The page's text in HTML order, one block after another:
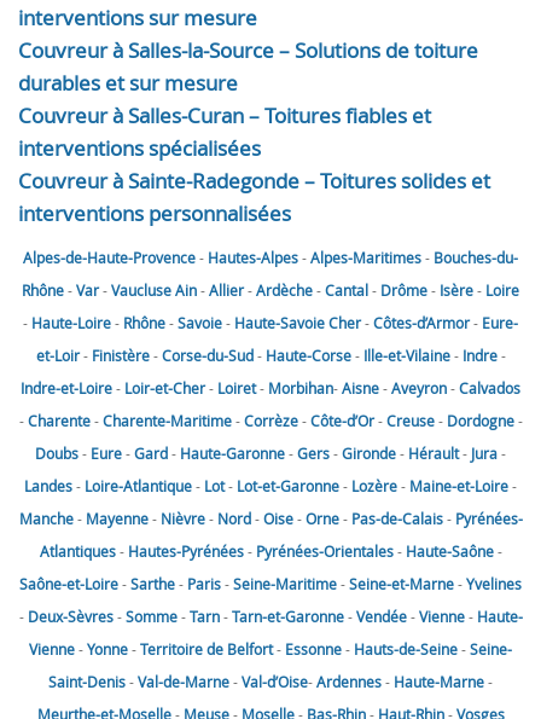
interventions sur mesure
Couvreur à Salles-la-Source – Solutions de toiture
durables et sur mesure
Couvreur à Salles-Curan – Toitures fiables et
interventions spécialisées
Couvreur à Sainte-Radegonde – Toitures solides et
interventions personnalisées
Alpes-de-Haute-Provence- Hautes-Alpes-Alpes-Maritimes- Bouches-du-
Rhône-Var-VaucluseAin-Allier-Ardèche-Cantal- Drôme- Isère- Loire
- Haute-Loire- Rhône-Savoie- Haute-SavoieCher-Côtes-d’Armor- Eure-
et-Loir- Finistère-Corse-du-Sud- Haute-Corse- Ille-et-Vilaine- Indre-
Indre-et-Loire- Loir-et-Cher- Loiret- Morbihan-Aisne-Aveyron-Calvados
-Charente-Charente-Maritime-Corrèze-Côte-d’Or-Creuse- Dordogne-
Doubs- Eure-Gard- Haute-Garonne-Gers-Gironde- Hérault- Jura-
Landes- Loire-Atlantique- Lot- Lot-et-Garonne- Lozère- Maine-et-Loire-
Manche- Mayenne- Nièvre- Nord-Oise-Orne- Pas-de-Calais- Pyrénées-
Atlantiques- Hautes-Pyrénées- Pyrénées-Orientales- Haute-Saône-
Saône-et-Loire-Sarthe- Paris-Seine-Maritime-Seine-et-Marne-Yvelines
- Deux-Sèvres-Somme-Tarn-Tarn-et-Garonne-Vendée-Vienne- Haute-
Vienne-Yonne-Territoire de Belfort- Essonne- Hauts-de-Seine-Seine-
Saint-Denis-Val-de-Marne-Val-d’Oise-Ardennes- Haute-Marne-
Meurthe-et-Moselle- Meuse- Moselle- Bas-Rhin- Haut-Rhin-Vosges